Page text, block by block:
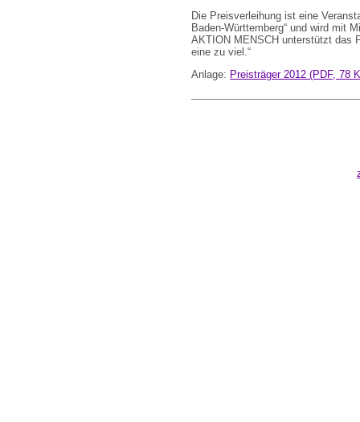
Die Preisverleihung ist eine
Baden-Württemberg“ und wird mit
AKTION MENSCH unterstützt das
eine zu viel.“
Anlage: Preisträger 2012 (PDF, 78